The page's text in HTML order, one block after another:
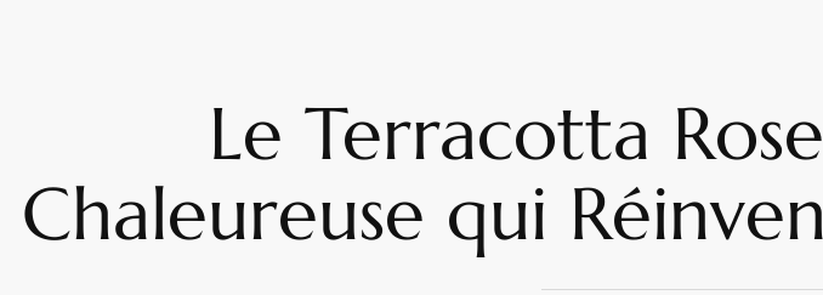
Le Terracotta Rose
Chaleureuse qui